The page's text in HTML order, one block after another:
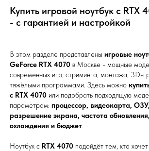
Купить игровой ноутбук с RTX
- с гарантией и настройкой
В этом разделе представлены игровые
GeForce RTX 4070 в Москве - мощные
современных игр, стриминга, монтажа, 3D-
тяжёлыми программами. Здесь можно
с RTX 4070 или подобрать подходящую
параметрам: процессор, видеокарта,
разрешение экрана, частота
охлаждения и бюджет.
Ноутбук с RTX 4070 подойдёт тем, кто